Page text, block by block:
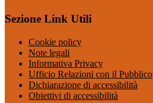
Sezione Link Utili
Cookie policy
Note legali
Informativa Privacy
Ufficio Relazioni con il Pubblico
Dichiarazione di accessibilità
Obiettivi di accessibilità